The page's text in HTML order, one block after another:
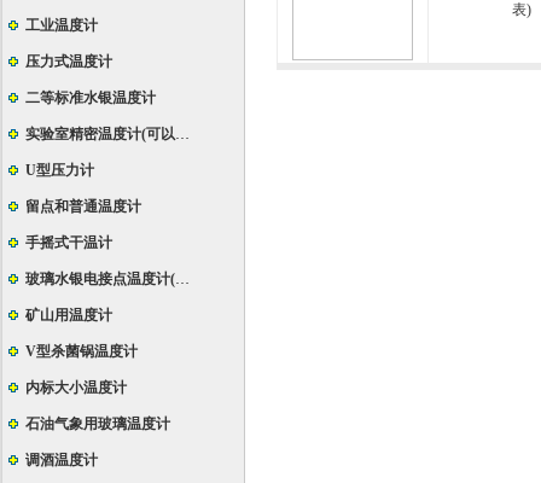
工业温度计
压力式温度计
二等标准水银温度计
实验室精密温度计(可以定制特殊规格)
U型压力计
留点和普通温度计
手摇式干温计
玻璃水银电接点温度计(导电表)
矿山用温度计
V型杀菌锅温度计
内标大小温度计
石油气象用玻璃温度计
调酒温度计
表)